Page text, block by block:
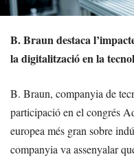
B. Braun destaca
la digitalització en la
B. Braun, companyia de
participació en el congrés
europea més gran sobre
companyia va assenyalar